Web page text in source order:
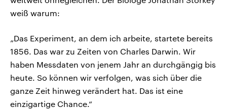
weiß warum:
„Das Experiment, an dem ich arbeite, startete bereits
1856. Das war zu Zeiten von Charles Darwin. Wir
haben Messdaten von jenem Jahr an durchgängig bis
heute. So können wir verfolgen, was sich über die
ganze Zeit hinweg verändert hat. Das ist eine
einzigartige Chance.“